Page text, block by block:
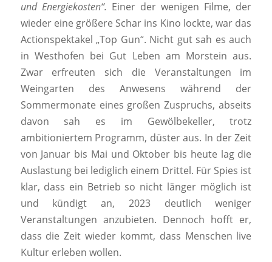
und Energiekosten“. Einer der wenigen Filme, der
wieder eine größere Schar ins Kino lockte, war das
Actionspektakel „Top Gun“. Nicht gut sah es auch
in Westhofen bei Gut Leben am Morstein aus.
Zwar erfreuten sich die Veranstaltungen im
Weingarten des Anwesens während der
Sommermonate eines großen Zuspruchs, abseits
davon sah es im Gewölbekeller, trotz
ambitioniertem Programm, düster aus. In der Zeit
von Januar bis Mai und Oktober bis heute lag die
Auslastung bei lediglich einem Drittel. Für Spies ist
klar, dass ein Betrieb so nicht länger möglich ist
und kündigt an, 2023 deutlich weniger
Veranstaltungen anzubieten. Dennoch hofft er,
dass die Zeit wieder kommt, dass Menschen live
Kultur erleben wollen.